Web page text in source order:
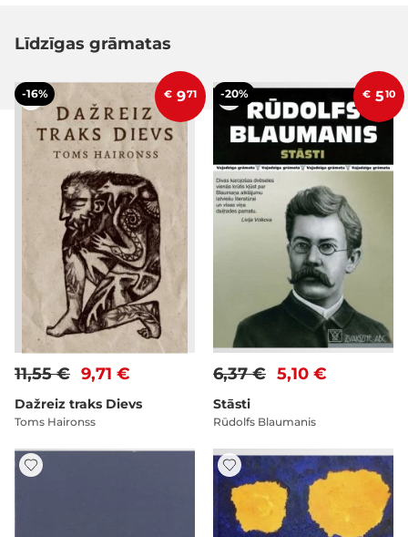
Līdzīgas grāmatas
-16% € 971
9,71 €
11,55 €
Dažreiz traks Dievs
Toms Haironss
-20% € 510
5,10 €
6,37 €
Stāsti
Rūdolfs Blaumanis